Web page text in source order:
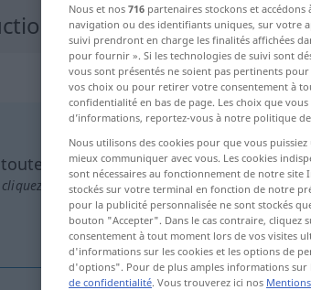
Allemand
les traductions
sur/touchez la traduction)
Nous et nos 716 partenaires stockons et
navigation ou des identifiants uniques, sur votre
suivi prendront en charge les finalités affichées
pour fournir ». Si les technologies de suivi sont
vous sont présentés ne soient pas pertinents
vos choix ou pour retirer votre consentement à
confidentialité en bas de page. Les choix que
d’informations, reportez-vous à notre politique
Nous utilisons des cookies pour que vous
mieux communiquer avec vous. Les cookies
sont nécessaires au fonctionnement de notre
stockés sur votre terminal en fonction de notre
pour la publicité personnalisée ne sont stockés
bouton "Accepter". Dans le cas contraire,
consentement à tout moment lors de vos visites
d'informations sur les cookies et les options de
d'options". Pour de plus amples informations
de confidentialité. Vous trouverez ici nos